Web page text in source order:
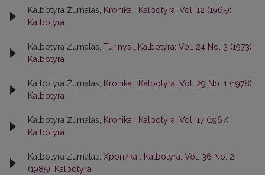
Kalbotyra Žurnalas, Kronika
Kalbotyra: Vol. 12 (1965):
Kalbotyra
Kalbotyra Žurnalas, Turinys
Kalbotyra: Vol. 24 No. 3 (1973):
Kalbotyra
Kalbotyra Žurnalas, Kronika
Kalbotyra: Vol. 29 No. 1 (1978):
Kalbotyra
Kalbotyra Žurnalas, Kronika
Kalbotyra: Vol. 17 (1967):
Kalbotyra
Kalbotyra Žurnalas, Хроника
Kalbotyra: Vol. 36 No. 2
(1985): Kalbotyra